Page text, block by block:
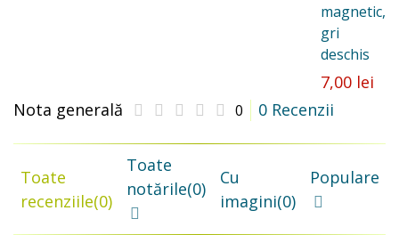
magnetic,
gri
deschis
7,00 lei
Nota generală
0 0 Recenzii
Toate
recenziile(0)
Toate
notările(0)
Cu
imagini(0)
Populare